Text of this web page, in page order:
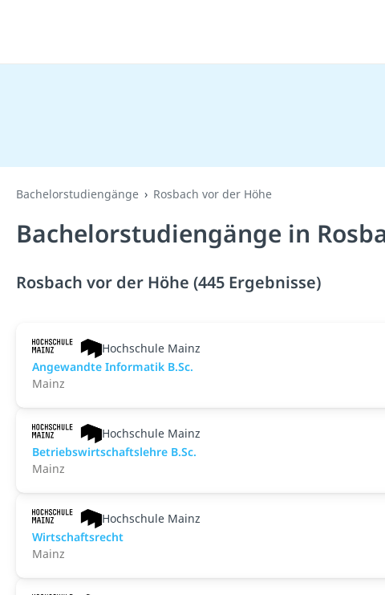
Bachelorstudiengänge Rosbach vor der Höhe
Bachelorstudiengänge in
Rosbach vor der Höhe (445 Ergebnisse)
Hochschule Mainz
An­ge­wand­te Informatik B.Sc.
Mainz
Hochschule Mainz
Betriebswirtschaftslehre B.Sc.
Mainz
Hochschule Mainz
Wirtschaftsrecht
Mainz